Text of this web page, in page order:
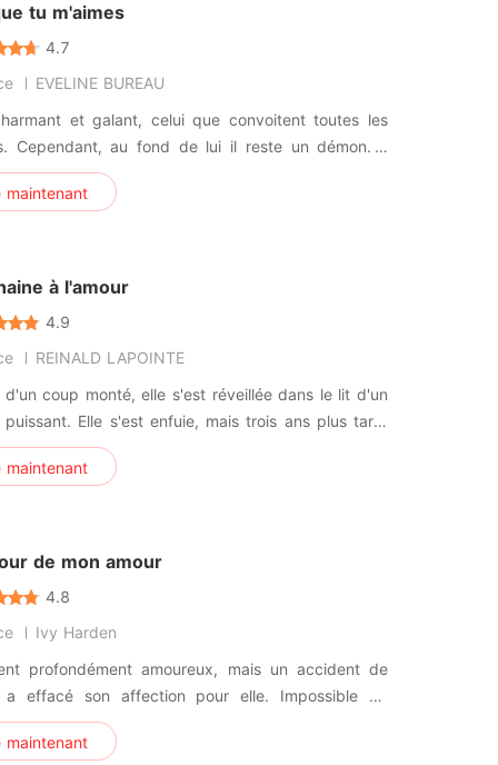
tu m'aimes
4.7
EVELINE BUREAU
et galant, celui que convoitent toutes les
Cependant, au fond de lui il reste un démon. Il
tout ce qu'il voulait par tous les moyens, que ce
ou en amour. A cause d'une erreur de la
maintenant
à l'amour
4.9
REINALD LAPOINTE
d'un coup monté, elle s'est réveillée dans le lit d'un
puissant. Elle s'est enfuie, mais trois ans plus tard,
son grand-père, elle est revenue vers lui. "Tu
je sauve ton grand-père ? Jamais ! ", l'homme a
maintenant
de mon amour
4.8
Ivy Harden
profondément amoureux, mais un accident de
a effacé son affection pour elle. Impossible de
sa haine, il l'a enfermée. Impossible de renoncer à
elle se soumet à son supplice. Cependant,
maintenant